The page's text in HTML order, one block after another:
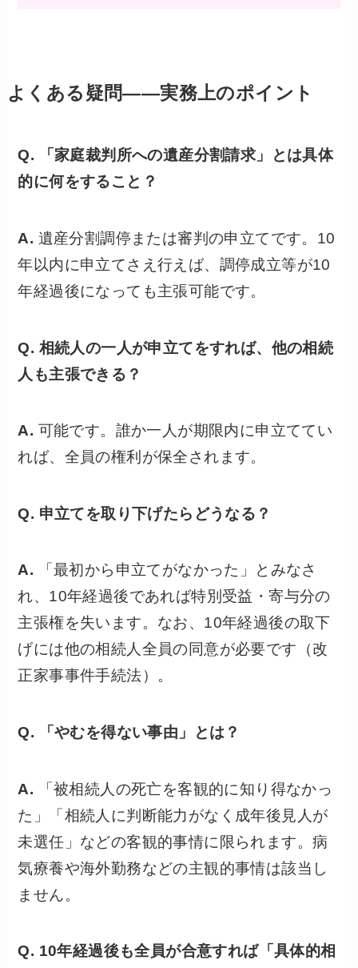
よくある疑問——実務上のポイント
Q. 「家庭裁判所への遺産分割請求」とは具体
的に何をすること？
A. 遺産分割調停または審判の申立てです。10
年以内に申立てさえ行えば、調停成立等が10
年経過後になっても主張可能です。
Q. 相続人の一人が申立てをすれば、他の相続
人も主張できる？
A. 可能です。誰か一人が期限内に申立ててい
れば、全員の権利が保全されます。
Q. 申立てを取り下げたらどうなる？
A. 「最初から申立てがなかった」とみなさ
れ、10年経過後であれば特別受益・寄与分の
主張権を失います。なお、10年経過後の取下
げには他の相続人全員の同意が必要です（改
正家事事件手続法）。
Q. 「やむを得ない事由」とは？
A. 「被相続人の死亡を客観的に知り得なかっ
た」「相続人に判断能力がなく成年後見人が
未選任」などの客観的事情に限られます。病
気療養や海外勤務などの主観的事情は該当し
ません。
Q. 10年経過後も全員が合意すれば「具体的相